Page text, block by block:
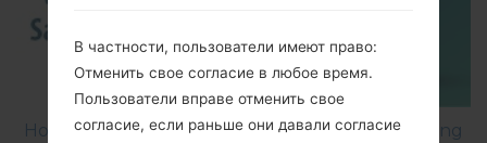
How to Factory Reset through menu on Samsung
В частности, пользователи имеют право:
Отменить свое согласие в любое время.
Пользователи вправе отменить свое
согласие, если раньше они давали согласие